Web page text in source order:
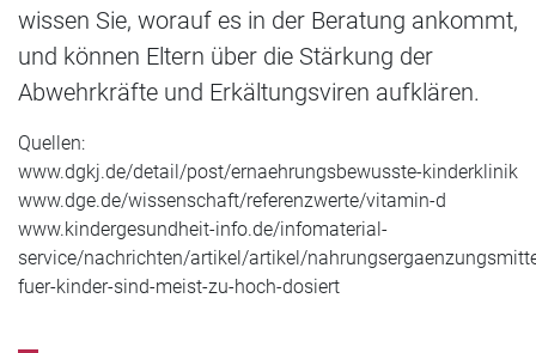
wissen Sie, worauf es in der Beratung ankommt,
und können Eltern über die Stärkung der
Abwehrkräfte und Erkältungsviren aufklären.
Quellen:
www.dgkj.de/detail/post/ernaehrungsbewusste-kinderklinik
www.dge.de/wissenschaft/referenzwerte/vitamin-d
www.kindergesundheit-info.de/infomaterial-
service/nachrichten/artikel/artikel/
fuer-kinder-sind-meist-zu-hoch-dosiert